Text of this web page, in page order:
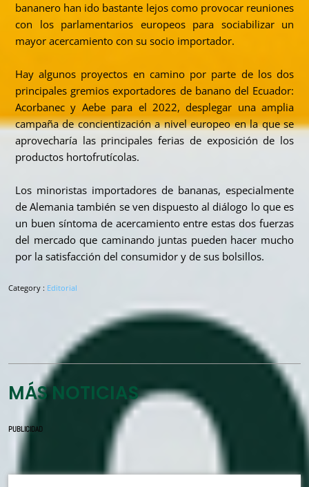
bananero han ido bastante lejos como provocar reuniones
con los parlamentarios europeos para sociabilizar un
mayor acercamiento con su socio importador.
Hay algunos proyectos en camino por parte de los dos
principales gremios exportadores de banano del Ecuador:
Acorbanec y Aebe para el 2022, desplegar una amplia
campaña de concientización a nivel europeo en la que se
aprovecharía las principales ferias de exposición de los
productos hortofrutícolas.
Los minoristas importadores de bananas, especialmente
de Alemania también se ven dispuesto al diálogo lo que es
un buen síntoma de acercamiento entre estas dos fuerzas
del mercado que caminando juntas pueden hacer mucho
por la satisfacción del consumidor y de sus bolsillos.
Category : Editorial
MÁS NOTICIAS
PUBLICIDAD